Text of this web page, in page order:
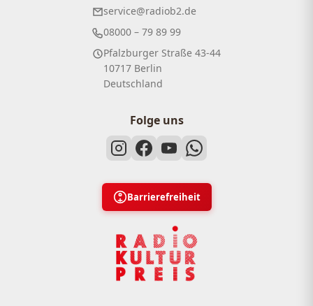
service@radiob2.de
08000 – 79 89 99
Pfalzburger Straße 43-44
10717 Berlin
Deutschland
Folge uns
Barrierefreiheit